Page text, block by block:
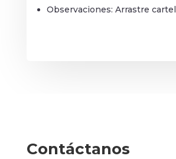
Observaciones: Arrastre cartel
Contáctanos